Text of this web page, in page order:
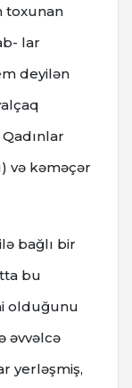
toxunan
lar
deyilən
və kəməçər
bağlı bir
bu
olduğunu
əvvəlcə
yerləşmiş,